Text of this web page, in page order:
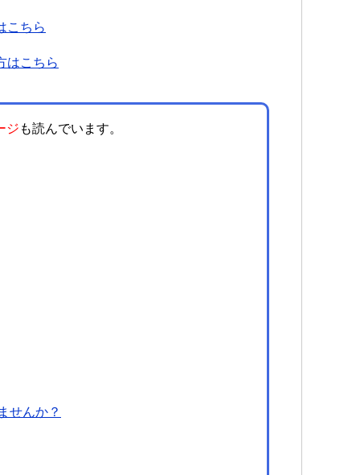
こちら
はこちら
ジ も読んでいます。
せんか？